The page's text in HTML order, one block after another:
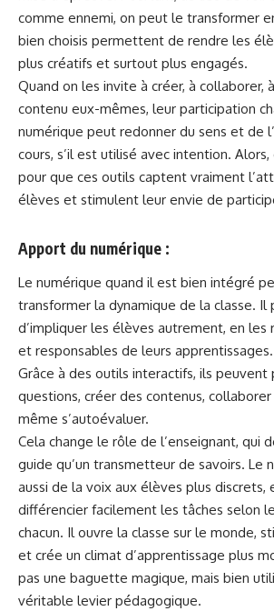
comme ennemi, on peut le transformer
bien choisis permettent de rendre les
plus créatifs et surtout plus engagés.
Quand on les invite à créer, à collaborer,
contenu eux-mêmes, leur participation
numérique peut redonner du sens et de
cours, s’il est utilisé avec intention.
pour que ces outils captent vraiment
élèves et stimulent leur envie de
Apport du numérique :
Le numérique quand il est bien intégré
transformer la dynamique de la classe. Il
d’impliquer les élèves autrement, en les
et responsables de leurs apprentissages.
Grâce à des outils interactifs, ils peuvent
questions, créer des contenus,
même s’autoévaluer.
Cela change le rôle de l’enseignant, qui
guide qu’un transmetteur de savoirs. Le
aussi de la voix aux élèves plus
différencier facilement les tâches selon
chacun. Il ouvre la classe sur le monde,
et crée un climat d’apprentissage plus
pas une baguette magique, mais bien
véritable levier pédagogique.